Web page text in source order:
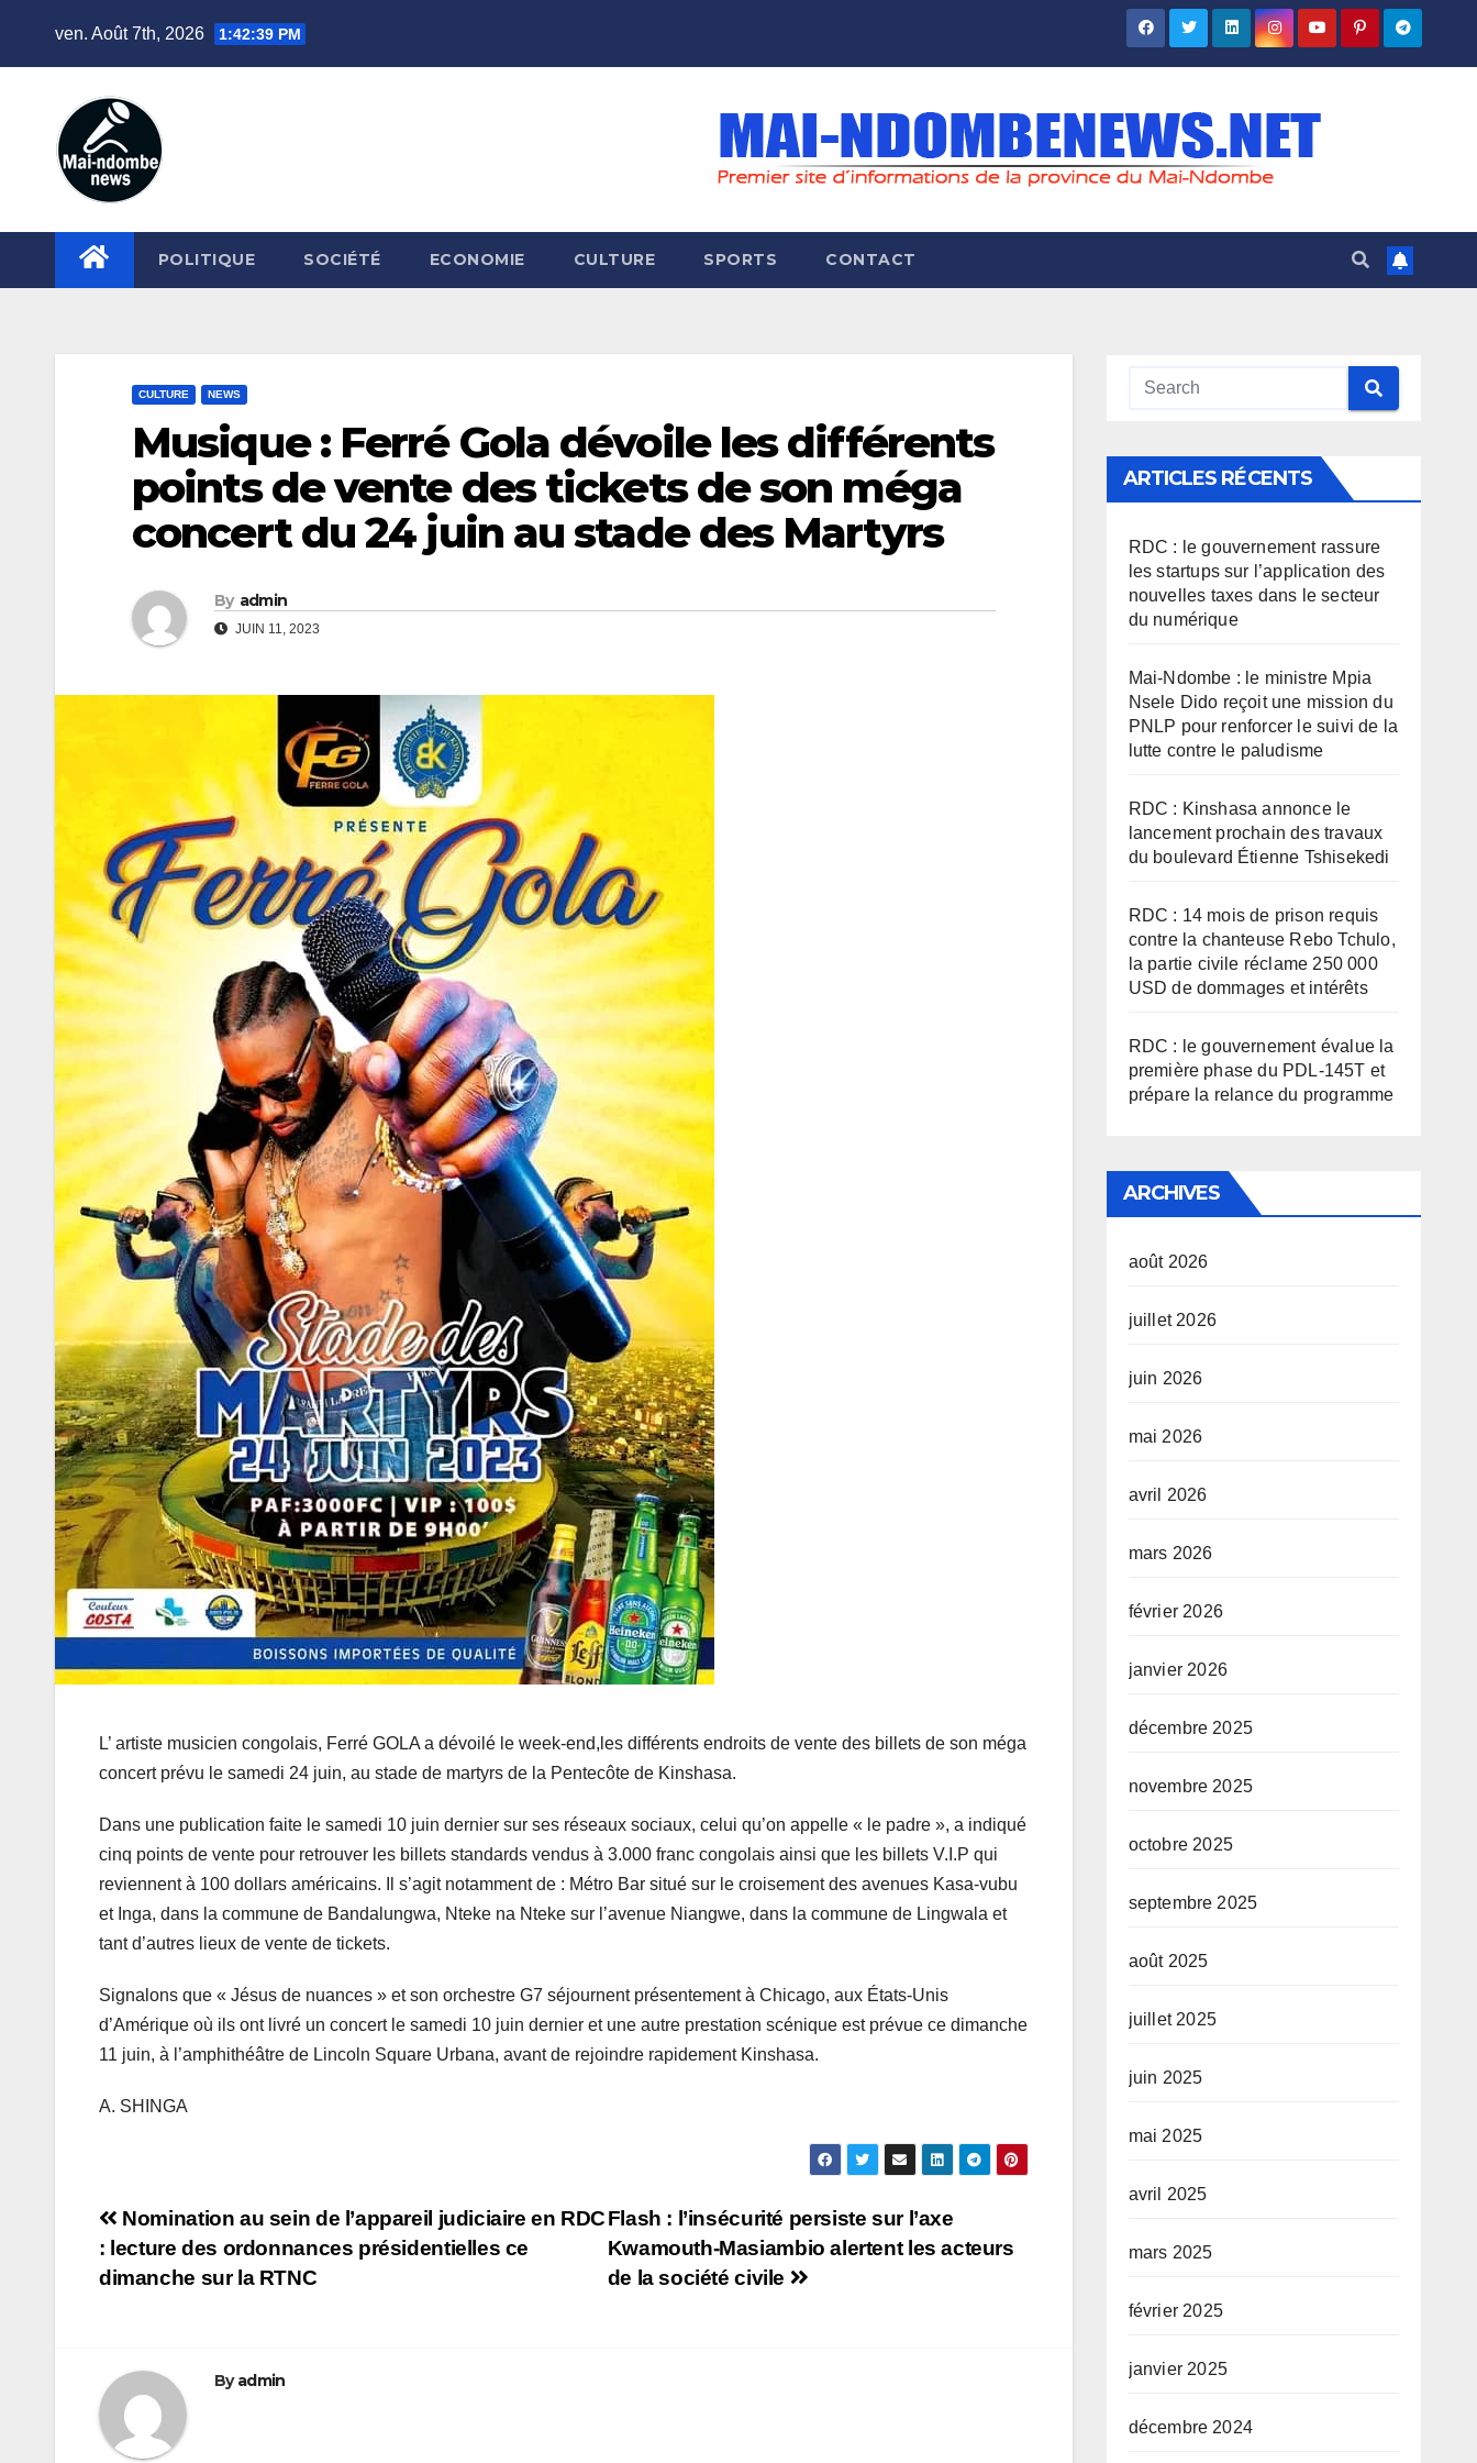
ven. Août 7th, 2026 1:42:40 PM
POLITIQUE SOCIÉTÉ ECONOMIE CULTURE SPORTS CONTACT
CULTURE NEWS
Musique : Ferré Gola dévoile les différents
points de vente des tickets de son méga
concert du 24 juin au stade des Martyrs
By admin
JUIN 11, 2023
L’ artiste musicien congolais, Ferré GOLA a dévoilé le week-end,les différents endroits de vente des billets de son méga
concert prévu le samedi 24 juin, au stade de martyrs de la Pentecôte de Kinshasa.
Dans une publication faite le samedi 10 juin dernier sur ses réseaux sociaux, celui qu’on appelle « le padre », a indiqué
cinq points de vente pour retrouver les billets standards vendus à 3.000 franc congolais ainsi que les billets V.I.P qui
reviennent à 100 dollars américains. Il s’agit notamment de : Métro Bar situé sur le croisement des avenues Kasa-vubu
et Inga, dans la commune de Bandalungwa, Nteke na Nteke sur l’avenue Niangwe, dans la commune de Lingwala et
tant d’autres lieux de vente de tickets.
Signalons que « Jésus de nuances » et son orchestre G7 séjournent présentement à Chicago, aux États-Unis
d’Amérique où ils ont livré un concert le samedi 10 juin dernier et une autre prestation scénique est prévue ce dimanche
11 juin, à l’amphithéâtre de Lincoln Square Urbana, avant de rejoindre rapidement Kinshasa.
A. SHINGA
Navigation
de
Flash : l’insécurité persiste sur l’axe
Kwamouth-Masiambio alertent les acteurs
de la société civile
Nomination au sein de l’appareil judiciaire en RDC
: lecture des ordonnances présidentielles ce
dimanche sur la RTNC
Byadmin
ARTICLES RÉCENTS
RDC : le gouvernement rassure
les startups sur l’application des
nouvelles taxes dans le secteur
du numérique
Mai-Ndombe : le ministre Mpia
Nsele Dido reçoit une mission du
PNLP pour renforcer le suivi de la
lutte contre le paludisme
RDC : Kinshasa annonce le
lancement prochain des travaux
du boulevard Étienne Tshisekedi
RDC : 14 mois de prison requis
contre la chanteuse Rebo Tchulo,
la partie civile réclame 250 000
USD de dommages et intérêts
RDC : le gouvernement évalue la
première phase du PDL-145T et
prépare la relance du programme
ARCHIVES
août 2026
juillet 2026
juin 2026
mai 2026
avril 2026
mars 2026
février 2026
janvier 2026
décembre 2025
novembre 2025
octobre 2025
septembre 2025
août 2025
juillet 2025
juin 2025
mai 2025
avril 2025
mars 2025
février 2025
janvier 2025
décembre 2024